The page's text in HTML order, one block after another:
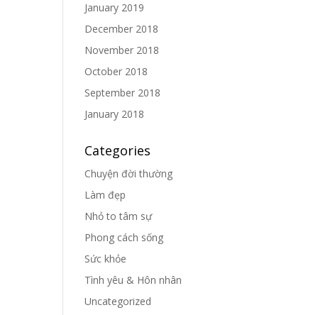
January 2019
December 2018
November 2018
October 2018
September 2018
January 2018
Categories
Chuyện đời thường
Làm đẹp
Nhỏ to tâm sự
Phong cách sống
Sức khỏe
Tình yêu & Hôn nhân
Uncategorized